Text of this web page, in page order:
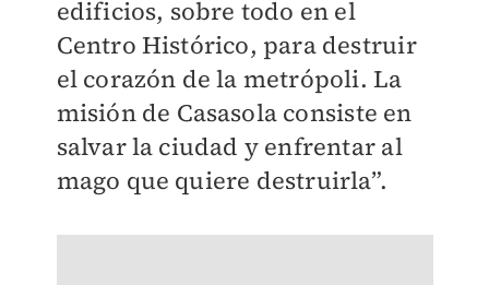
edificios, sobre todo en el
Centro Histórico, para destruir
el corazón de la metrópoli. La
misión de Casasola consiste en
salvar la ciudad y enfrentar al
mago que quiere destruirla”.